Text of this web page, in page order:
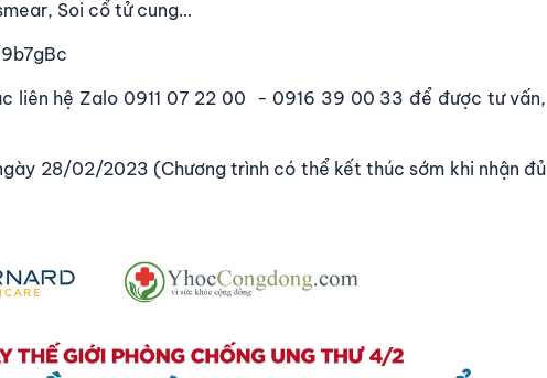
Soi cổ tử cung…
liên hệ Zalo 0911 07 22 00 - 0916 39 00 33 để được tư vấn,
28/02/2023 (Chương trình có thể kết thúc sớm khi nhận đủ